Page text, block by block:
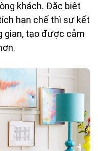
khách. Đặc biệt
hạn chế thì sự kết
gian, tạo được cảm